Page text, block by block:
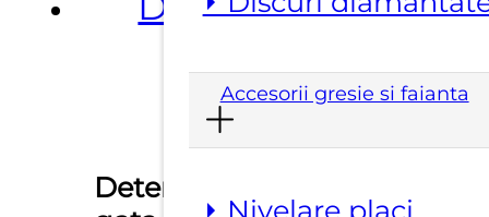
Accesorii gresie si faianta
⏵ Nivelare placi
Detergent parfumat